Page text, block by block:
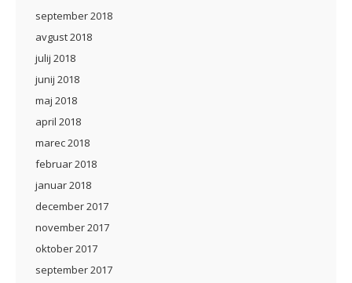
september 2018
avgust 2018
julij 2018
junij 2018
maj 2018
april 2018
marec 2018
februar 2018
januar 2018
december 2017
november 2017
oktober 2017
september 2017